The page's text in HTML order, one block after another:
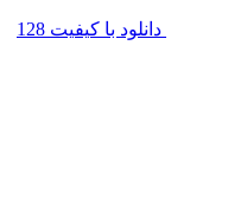
دانلود با کیفیت 128